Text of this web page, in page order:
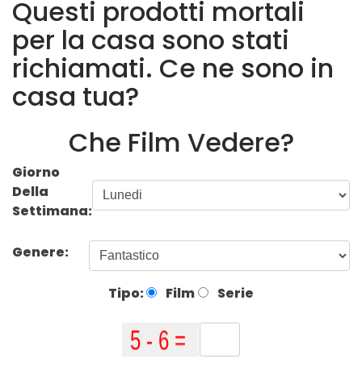
Questi prodotti mortali
per la casa sono stati
richiamati. Ce ne sono in
casa tua?
Che Film Vedere?
Giorno
Della
Settimana:
Genere:
Tipo: Film Serie